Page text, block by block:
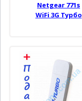
Netgear 771s
WiFi 3G Турбо